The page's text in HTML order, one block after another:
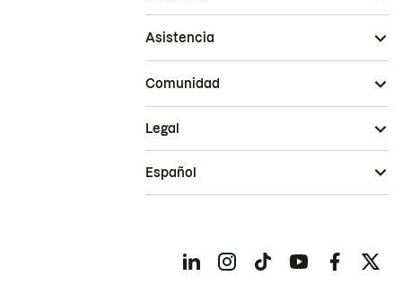
Asistencia
Comunidad
Legal
Español